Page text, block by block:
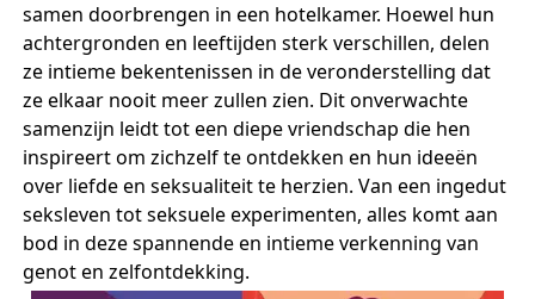
samen doorbrengen in een hotelkamer. Hoewel hun
achtergronden en leeftijden sterk verschillen, delen
ze intieme bekentenissen in de veronderstelling dat
ze elkaar nooit meer zullen zien. Dit onverwachte
samenzijn leidt tot een diepe vriendschap die hen
inspireert om zichzelf te ontdekken en hun ideeën
over liefde en seksualiteit te herzien. Van een ingedut
seksleven tot seksuele experimenten, alles komt aan
bod in deze spannende en intieme verkenning van
genot en zelfontdekking.